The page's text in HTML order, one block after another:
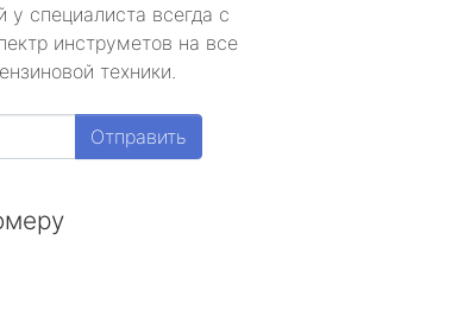
специалиста всегда с
инструметов на все
техники.
Отправить